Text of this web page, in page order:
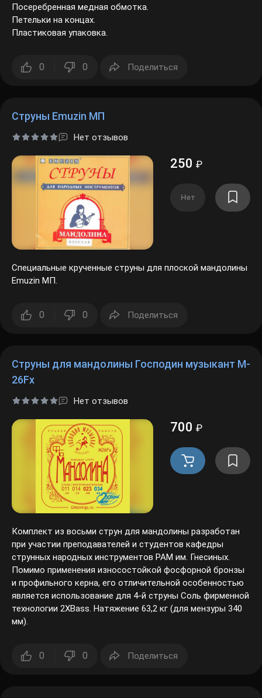
Посеребренная медная обмотка.
Петельки на концах.
Пластиковая упаковка.
0 0 Поделиться
Струны Emuzin МП
Нет отзывов
250 ₽
Нет
Специальные крученные струны для плоской мандолины
Emuzin МП.
0 0 Поделиться
Струны для мандолины Господин музыкант M-
26Fx
Нет отзывов
700 ₽
Комплект из восьми струн для мандолины разработан
при участии преподавателей и студентов кафедры
струнных народных инструментов РАМ им. Гнесиных.
Помимо применения износостойкой фосфорной бронзы
и профильного керна, его отличительной особенностью
является использование для 4-й струны Соль фирменной
технологии 2XBass. Натяжение 63,2 кг (для мензуры 340
мм).
0 0 Поделиться